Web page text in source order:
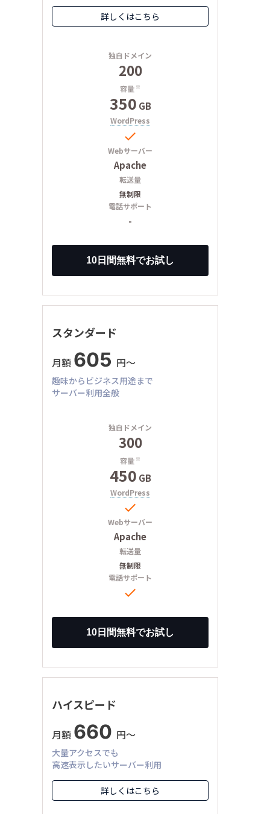
詳しくはこちら
独自ドメイン
200
容量 ※
350 GB
WordPress

Webサーバー
Apache
転送量
無制限
電話サポート
-
スタンダード
月額 605 円〜
趣味からビジネス用途まで
サーバー利用全般
独自ドメイン
300
容量 ※
450 GB
WordPress

Webサーバー
Apache
転送量
無制限
電話サポート

ハイスピード
月額 660 円〜
大量アクセスでも
高速表示したいサーバー利用
詳しくはこちら